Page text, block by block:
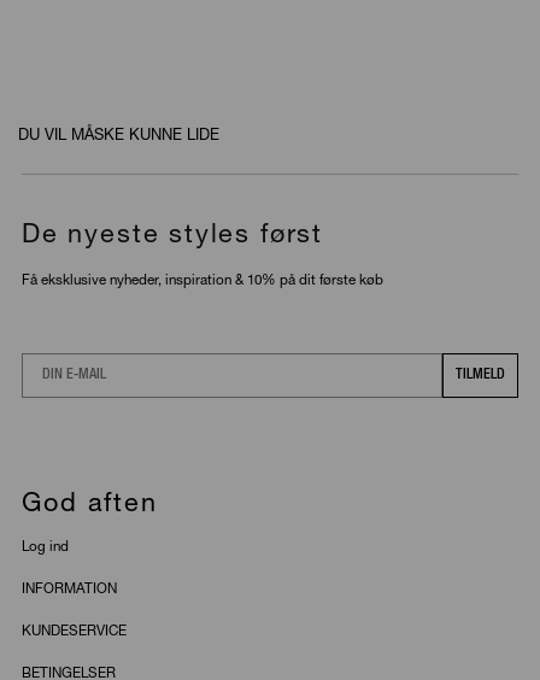
DU VIL MÅSKE KUNNE LIDE
God aften
Log ind
De nyeste styles først
Få eksklusive nyheder, inspiration & 10% på dit første køb
Email
TILMELD
INFORMATION
KUNDESERVICE
BETINGELSER